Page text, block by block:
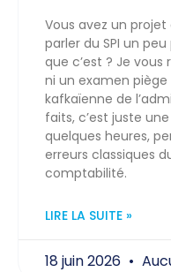
Vous avez un
parler du SPI un
que c’est ? Je vous
ni un examen
kafkaïenne de
faits, c’est juste
quelques heures,
erreurs classiques
comptabilité.
LIRE LA SUITE »
18 juin 2026